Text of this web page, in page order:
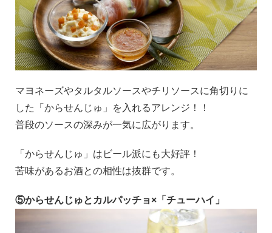
マヨネーズやタルタルソースやチリソースに角切りに
した「からせんじゅ」を入れるアレンジ！！
普段のソースの深みが一気に広がります。
「からせんじゅ」はビール派にも大好評！
苦味があるお酒との相性は抜群です。
⑤からせんじゅとカルパッチョ×「チューハイ」